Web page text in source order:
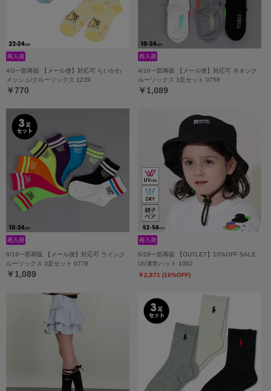
4/3一部再販 【メール便】対応可 ちいかわ
メッシュ/クルーソックス 1239
￥770
4/16一部再販 【メール便】対応可 ネオンク
ルーソックス 3足セット 0758
￥1,089
6/19一部再販 【メール便】対応可 ラインク
ルーソックス 3足セット 0778
￥1,089
6/19一部再販 【OUTLET】10%OFF SALE
UV速乾ハット 1062
￥2,871 (10%OFF)